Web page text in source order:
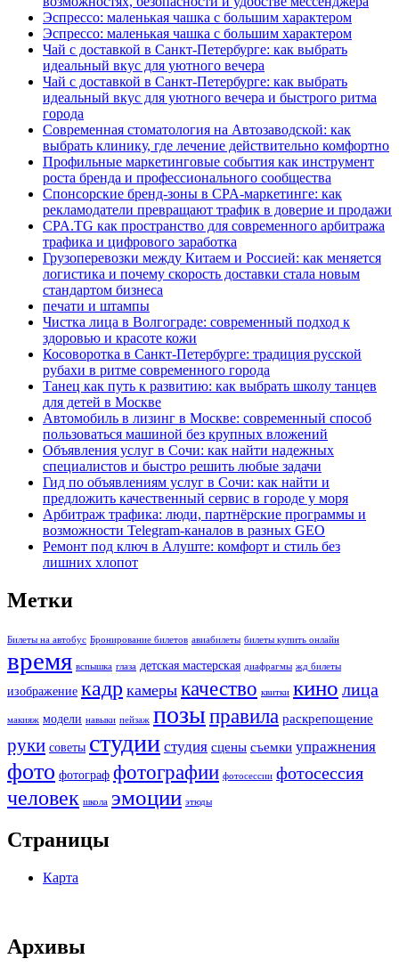
Эспрессо: маленькая чашка с большим характером
Эспрессо: маленькая чашка с большим характером
Чай с доставкой в Санкт-Петербурге: как выбрать
идеальный вкус для уютного вечера
Чай с доставкой в Санкт-Петербурге: как выбрать
идеальный вкус для уютного вечера и быстрого ритма
города
Современная стоматология на Автозаводской: как
выбрать клинику, где лечение действительно комфортно
Профильные маркетинговые события как инструмент
роста бренда и профессионального сообщества
Спонсорские бренд-зоны в CPA-маркетинге: как
рекламодатели превращают трафик в доверие и продажи
CPA.TG как пространство для современного арбитража
трафика и цифрового заработка
Грузоперевозки между Китаем и Россией: как меняется
логистика и почему скорость доставки стала новым
стандартом бизнеса
печати и штампы
Чистка лица в Волгограде: современный подход к
здоровью и красоте кожи
Косоворотка в Санкт-Петербурге: традиция русской
рубахи в ритме современного города
Танец как путь к развитию: как выбрать школу танцев
для детей в Москве
Автомобиль в лизинг в Москве: современный способ
пользоваться машиной без крупных вложений
Объявления услуг в Сочи: как найти надежных
специалистов и быстро решить любые задачи
Гид по объявлениям услуг в Сочи: как найти и
предложить качественный сервис в городе у моря
Арбитраж трафика: люди, партнёрские программы и
возможности Telegram-каналов в разных GEO
Ремонт под ключ в Алуште: комфорт и стиль без
лишних хлопот
Метки
Билеты на автобус Бронирование билетов авиабилеты билеты купить онлайн
время вспышка глаза детская мастерская диафрагмы жд билеты
изображение кадр камеры качество квитки кино лица
макияж модели навыки пейзаж позыправила раскрепощение
руки советы студии студия сцены съемки упражнения
фото фотограф фотографии фотосессии фотосессия
человек школа эмоции этюды
Страницы
Карта
Архивы